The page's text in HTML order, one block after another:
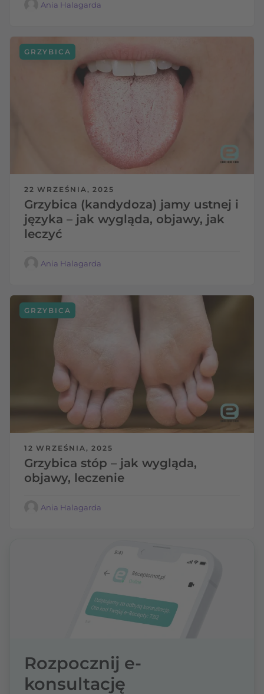
Ania Halagarda
22 WRZEŚNIA, 2025
Grzybica (kandydoza) jamy ustnej i
języka – jak wygląda, objawy, jak
leczyć
GRZYBICA
Ania Halagarda
12 WRZEŚNIA, 2025
Grzybica stóp – jak wygląda,
objawy, leczenie
GRZYBICA
Ania Halagarda
Rozpocznij e-
konsultację